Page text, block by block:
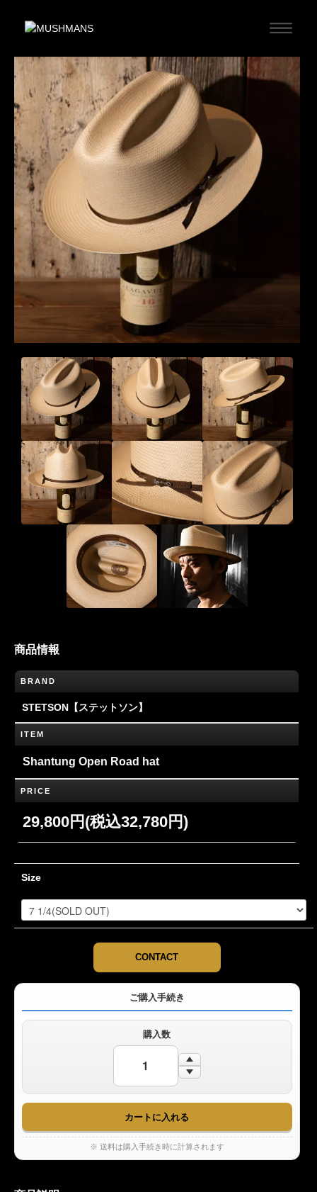
商品情報
BRAND
STETSON【ステットソン】
ITEM
Shantung Open Road hat
PRICE
29,800円(税込32,780円)
Size
CONTACT
ご購入手続き
購入数
※ 送料は購入手続き時に計算されます